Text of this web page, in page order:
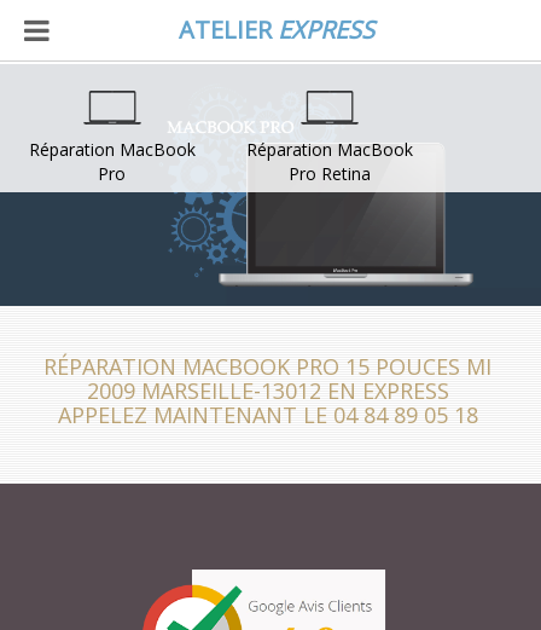
ATELIER EXPRESS
Réparation MacBook
Pro
Réparation MacBook
Pro Retina
RÉPARATION MACBOOK PRO 15 POUCES MI
2009 MARSEILLE-13012 EN EXPRESS
APPELEZ MAINTENANT LE 04 84 89 05 18